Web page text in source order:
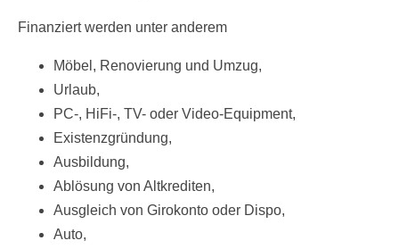
Finanziert werden unter anderem
Möbel, Renovierung und Umzug,
Urlaub,
PC-, HiFi-, TV- oder Video-Equipment,
Existenzgründung,
Ausbildung,
Ablösung von Altkrediten,
Ausgleich von Girokonto oder Dispo,
Auto,